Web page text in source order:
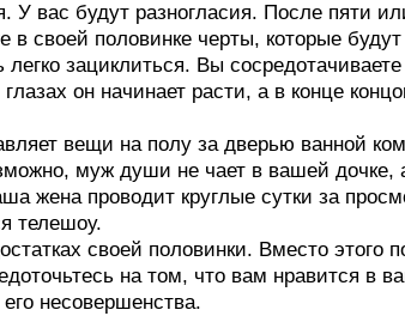
У вас будут разногласия. После пяти
в своей половинке черты, которые
легко зациклиться. Вы
он начинает расти, а в конце
вещи на полу за дверью ванной
муж души не чает в вашей дочке,
жена проводит круглые сутки за
телешоу.
своей половинки. Вместо этого
на том, что вам нравится в
несовершенства.